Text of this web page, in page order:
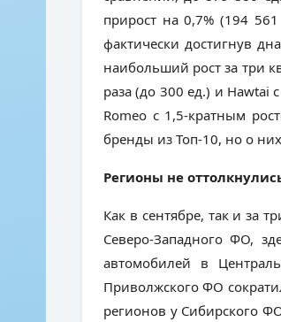
прирост на 0,7% (194
фактически достигнув
наибольший рост за три
раза (до 300 ед.) и Hawtai
Romeo с 1,5-кратным
бренды из Топ-10, но о
Регионы не
Как в сентябре, так и за
Северо-Западного ФО,
автомобилей в
Приволжского ФО
регионов у Сибирского